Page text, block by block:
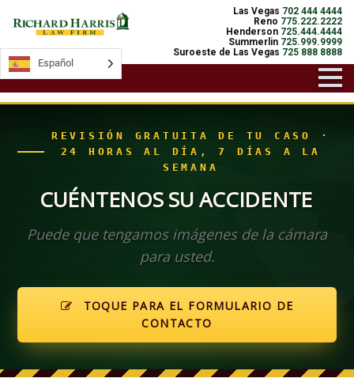
Las Vegas 702 444 4444
Reno 775.222.2222
Henderson 725.444.4444
Summerlin 725.999.9999
Suroeste de Las Vegas 725 888 8888
REVISIÓN GRATUITA DE TU CASO ·
24 HORAS AL DÍA, 7 DÍAS A LA
SEMANA
CUÉNTENOS SU ACCIDENTE
Puede que tengamos imágenes de la cámara
para usted.
TOQUE PARA EL FORMULARIO DE
CONTACTO
Español
Español